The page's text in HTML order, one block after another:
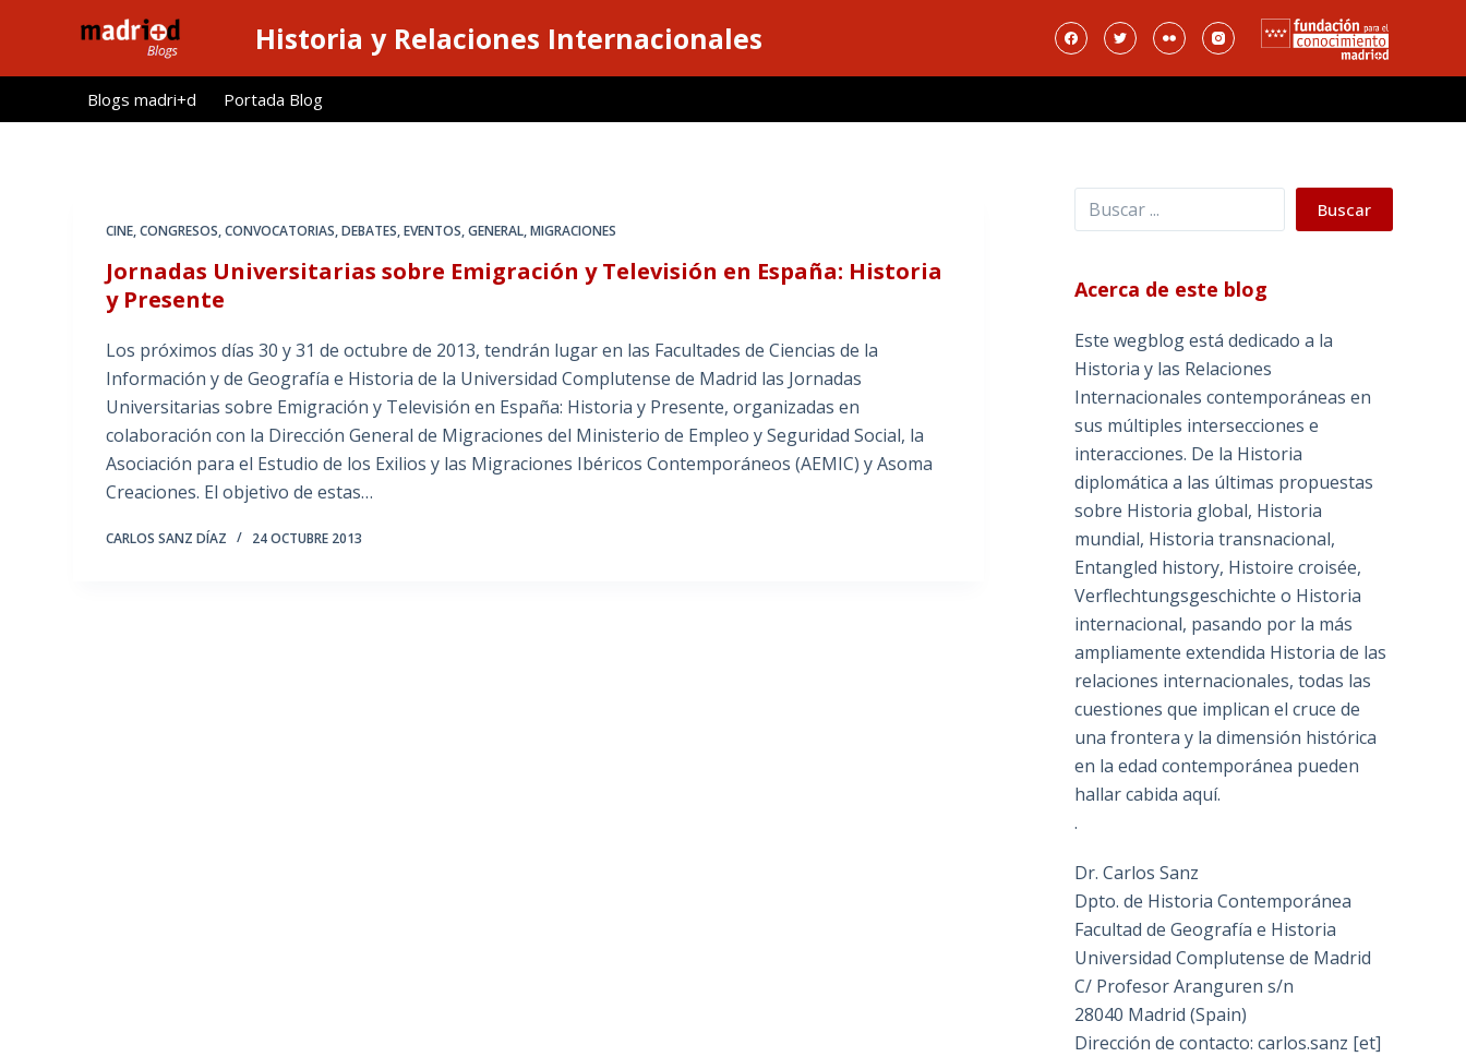
l
Historia y Relaciones Internacionales
Blogs madri+d Portada Blog
CINE,CONGRESOS,CONVOCATORIAS,DEBATES,EVENTOS,GENERAL,MIGRACIONES
Jornadas Universitarias sobre Emigración y Televisión en España: Historia
y Presente
Los próximos días 30 y 31 de octubre de 2013, tendrán lugar en las Facultades de Ciencias de la
Información y de Geografía e Historia de la Universidad Complutense de Madrid las Jornadas
Universitarias sobre Emigración y Televisión en España: Historia y Presente, organizadas en
colaboración con la Dirección General de Migraciones del Ministerio de Empleo y Seguridad Social, la
Asociación para el Estudio de los Exilios y las Migraciones Ibéricos Contemporáneos (AEMIC) y Asoma
Creaciones. El objetivo de estas…
CARLOS SANZ DÍAZ 24 OCTUBRE 2013
Buscar Buscar
Acerca de este blog
Este wegblog está dedicado a la
Historia y las Relaciones
Internacionales contemporáneas en
sus múltiples intersecciones e
interacciones. De la Historia
diplomática a las últimas propuestas
sobre Historia global, Historia
mundial, Historia transnacional,
Entangled history, Histoire croisée,
Verflechtungsgeschichte o Historia
internacional, pasando por la más
ampliamente extendida Historia de las
relaciones internacionales, todas las
cuestiones que implican el cruce de
una frontera y la dimensión histórica
en la edad contemporánea pueden
hallar cabida aquí.
.
Dr. Carlos Sanz
Dpto. de Historia Contemporánea
Facultad de Geografía e Historia
Universidad Complutense de Madrid
C/ Profesor Aranguren s/n
28040 Madrid (Spain)
Dirección de contacto: carlos.sanz [et]